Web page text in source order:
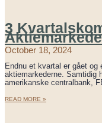
3
October 18, 2024
Endnu et kvartal er gået og
aktiemarkederne. Samtidig
amerikanske centralbank,
READ MORE »